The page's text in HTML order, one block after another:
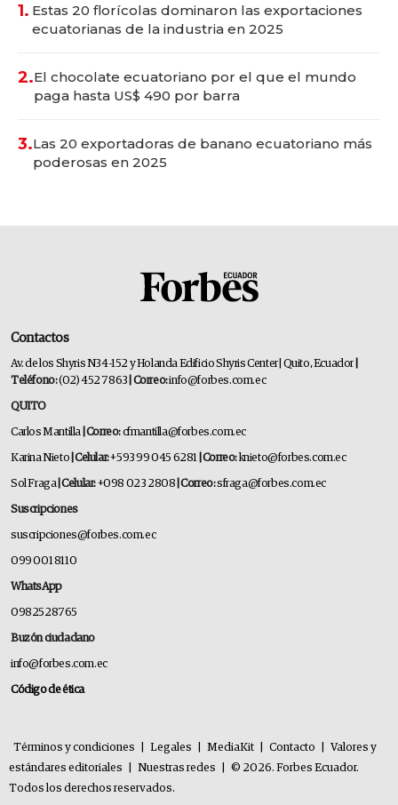
1. Estas 20 florícolas dominaron las exportaciones
ecuatorianas de la industria en 2025
2.El chocolate ecuatoriano por el que el mundo
paga hasta US$ 490 por barra
3.Las 20 exportadoras de banano ecuatoriano más
poderosas en 2025
Contactos
Av. de los Shyris N34-152 y Holanda Edificio Shyris Center | Quito, Ecuador
Teléfono:(02) 452 7863 | Correo:info@forbes.com.ec
QUITO
Carlos Mantilla | Correo:cfmantilla@forbes.com.ec
Karina Nieto | Celular:+593 99 045 6281 | Correo:knieto@forbes.com.ec
Sol Fraga| Celular:+098 023 2808 | Correo:sfraga@forbes.com.ec
Suscripciones
suscripciones@forbes.com.ec
099 001 8110
WhatsApp
0982528765
Buzón ciudadano
info@forbes.com.ec
Código de ética
Términos y condiciones Legales MediaKit Contacto
Valores y
estándares editoriales
Nuestras redes
© 2026. Forbes Ecuador.
Todos los derechos reservados.